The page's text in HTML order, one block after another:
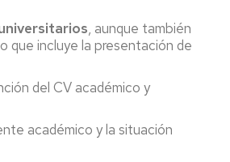
, aunque también
que incluye la presentación de
del CV académico y
académico y la situación